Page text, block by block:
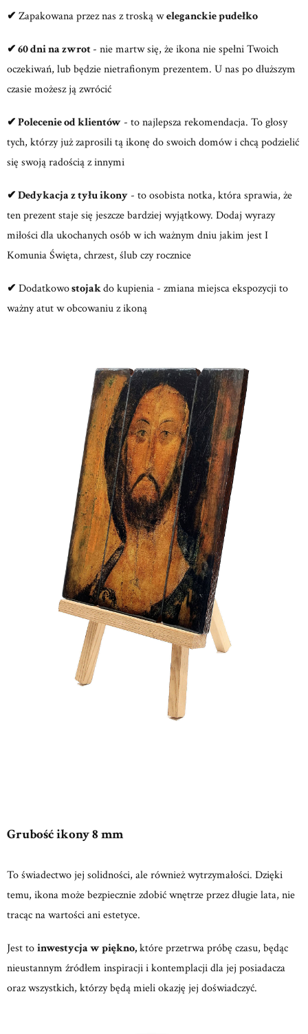
✔ Zapakowana przez nas z troską weleganckie pudełko
✔ 60 dni na zwrot- nie martw się, że ikona nie spełni Twoich
oczekiwań, lub będzie nietrafionym prezentem. U nas po dłuższym
czasie możesz ją zwrócić
✔ Polecenie od klientów- to najlepsza rekomendacja. To głosy
tych, którzy już zaprosili tą ikonę do swoich domów i chcą podzielić
się swoją radością z innymi
✔ Dedykacja z tyłu ikony- to osobista notka, która sprawia, że
ten prezent staje się jeszcze bardziej wyjątkowy. Dodaj wyrazy
miłości dla ukochanych osób w ich ważnym dniu jakim jest I
Komunia Święta, chrzest, ślub czy rocznice
✔ Dodatkowostojakdo kupienia - zmiana miejsca ekspozycji to
ważny atut w obcowaniu z ikoną
Grubość ikony 8 mm
To świadectwo jej solidności, ale również wytrzymałości. Dzięki
temu, ikona może bezpiecznie zdobić wnętrze przez długie lata, nie
tracąc na wartości ani estetyce.
Jest toinwestycja w piękno,które przetrwa próbę czasu, będąc
nieustannym źródłem inspiracji i kontemplacji dla jej posiadacza
oraz wszystkich, którzy będą mieli okazję jej doświadczyć.